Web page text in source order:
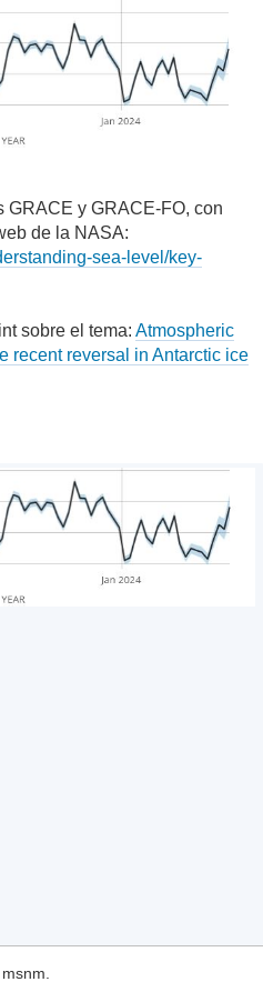
GRACE y GRACE-FO, con
de la NASA:
sea-level/key-
sobre el tema: Atmospheric
recent reversal in Antarctic ice